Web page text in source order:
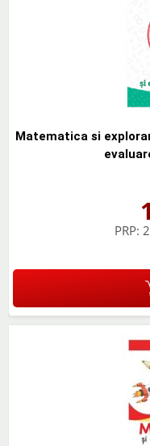
Matematica si
PRP: